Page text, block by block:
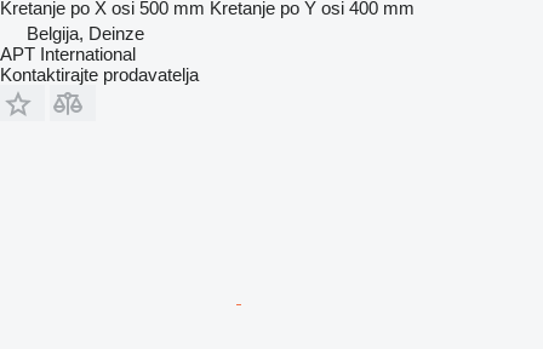
Kretanje po X osi 500 mm Kretanje po Y osi 400 mm
Belgija, Deinze
APT International
Kontaktirajte prodavatelja